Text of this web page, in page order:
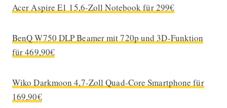
Acer Aspire E1 15,6-Zoll Notebook für 299€
BenQ W750 DLP Beamer mit 720p und 3D-Funktion
für 469,90€
Wiko Darkmoon 4,7-Zoll Quad-Core Smartphone für
169,90€